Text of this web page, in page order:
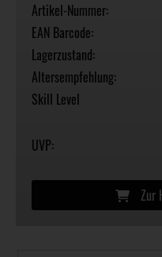
Artikel-Nummer:
EAN Barcode:
Lagerzustand:
Altersempfehlung:
Skill Level
UVP:
Zur